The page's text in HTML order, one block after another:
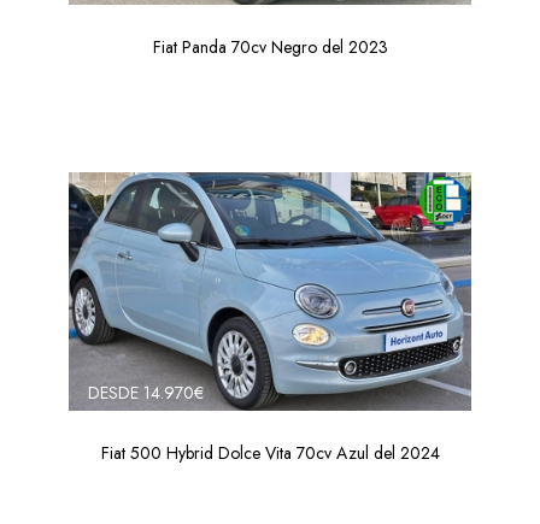
Fiat Panda 70cv Negro del 2023
DESDE 14.970€
Fiat 500 Hybrid Dolce Vita 70cv Azul del 2024